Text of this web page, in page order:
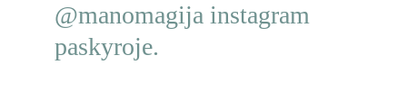
@manomagija instagram
paskyroje.